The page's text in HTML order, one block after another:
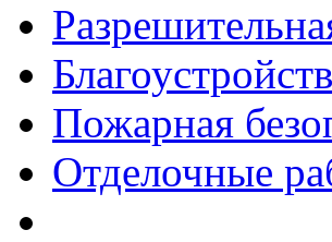
Пожарная
Отделочные